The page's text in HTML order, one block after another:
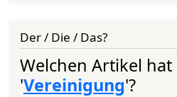
Der / Die / Das?
Welchen Artikel hat
'Vereinigung'?